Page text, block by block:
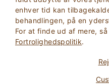
enhver tid kan
behandlingen, på en
For at finde ud af mere,
Fortrolighedspolitik.
Flere
16